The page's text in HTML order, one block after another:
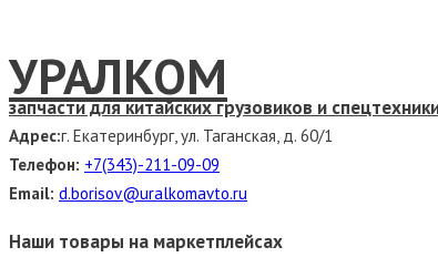
УРАЛКОМ
запчасти для китайских грузовиков и
Адрес:г. Екатеринбург, ул. Таганская, д. 60/1
Телефон: +7(343)-211-09-09
Email: d.borisov@uralkomavto.ru
Наши товары на маркетплейсах